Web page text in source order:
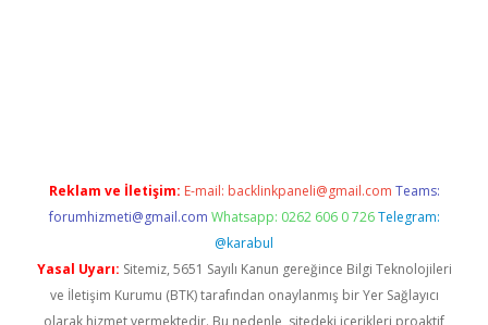
Reklam ve İletişim: E-mail: backlinkpaneli@gmail.com Teams:
forumhizmeti@gmail.com Whatsapp: 0262 606 0 726 Telegram:
@karabul
Yasal Uyarı: Sitemiz, 5651 Sayılı Kanun gereğince Bilgi Teknolojileri
ve İletişim Kurumu (BTK) tarafından onaylanmış bir Yer Sağlayıcı
olarak hizmet vermektedir. Bu nedenle, sitedeki içerikleri proaktif